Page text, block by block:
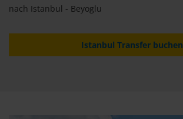
nach Istanbul - Beyoglu
Istanbul Transfer buchen